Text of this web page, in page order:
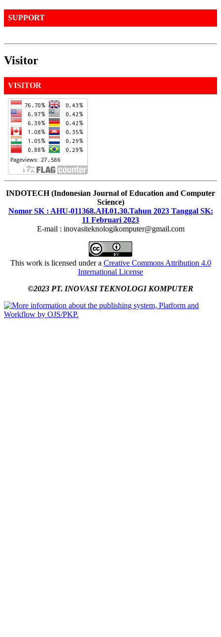
SUPPORT
Visitor
VISITOR
INDOTECH (Indonesian Journal of Education and Computer
Science)
Nomor SK : AHU-011368.AH.01.30.Tahun 2023 Tanggal SK:
11 Februari 2023
E-mail : inovasiteknologikomputer@gmail.com
This work is licensed under a Creative Commons Attribution 4.0
International License
©2023 PT. INOVASI TEKNOLOGI KOMPUTER